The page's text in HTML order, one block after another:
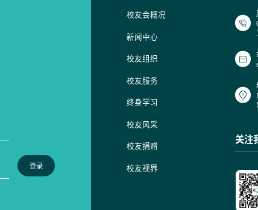
登录
校友会概况
新闻中心
校友组织
校友服务
终身学习
校友风采
校友捐赠
校友视界
关注